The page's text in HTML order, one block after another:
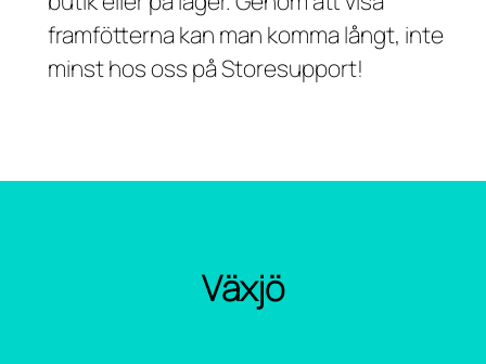
framfötterna kan man komma långt, inte
minst hos oss på Storesupport!
Växjö